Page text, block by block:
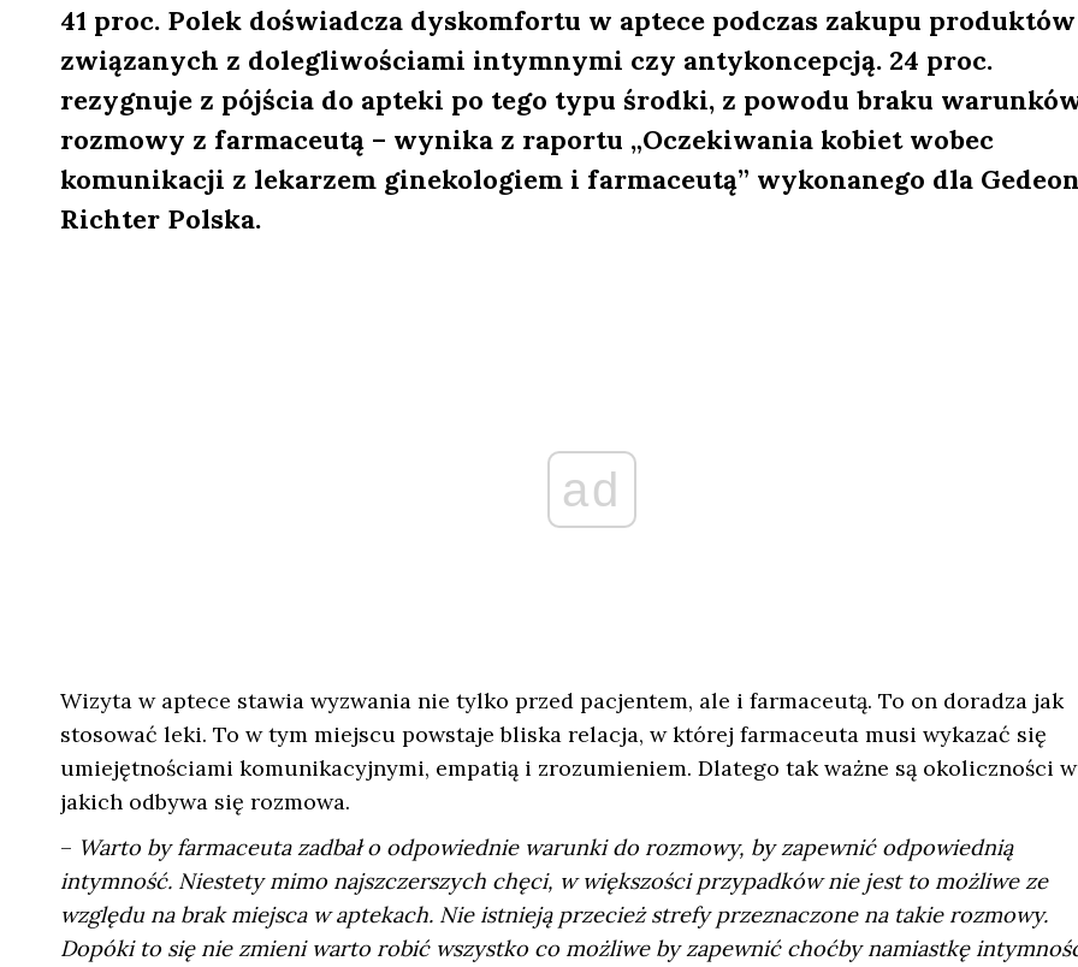
41 proc. Polek doświadcza dyskomfortu w aptece podczas zakupu produktów
związanych z dolegliwościami intymnymi czy antykoncepcją. 24 proc.
rezygnuje z pójścia do apteki po tego typu środki, z powodu braku
rozmowy z farmaceutą – wynika z raportu „Oczekiwania kobiet wobec
komunikacji z lekarzem ginekologiem i farmaceutą” wykonanego dla Gedeon
Richter Polska.
ad
Wizyta w aptece stawia wyzwania nie tylko przed pacjentem, ale i farmaceutą. To on doradza jak
stosować leki. To w tym miejscu powstaje bliska relacja, w której farmaceuta musi wykazać się
umiejętnościami komunikacyjnymi, empatią i zrozumieniem. Dlatego tak ważne są okoliczności w
jakich odbywa się rozmowa.
– Warto by farmaceuta zadbał o odpowiednie warunki do rozmowy, by zapewnić odpowiednią
intymność. Niestety mimo najszczerszych chęci, w większości przypadków nie jest to możliwe ze
względu na brak miejsca w aptekach. Nie istnieją przecież strefy przeznaczone na takie rozmowy.
Dopóki to się nie zmieni warto robić wszystko co możliwe by zapewnić choćby namiastkę